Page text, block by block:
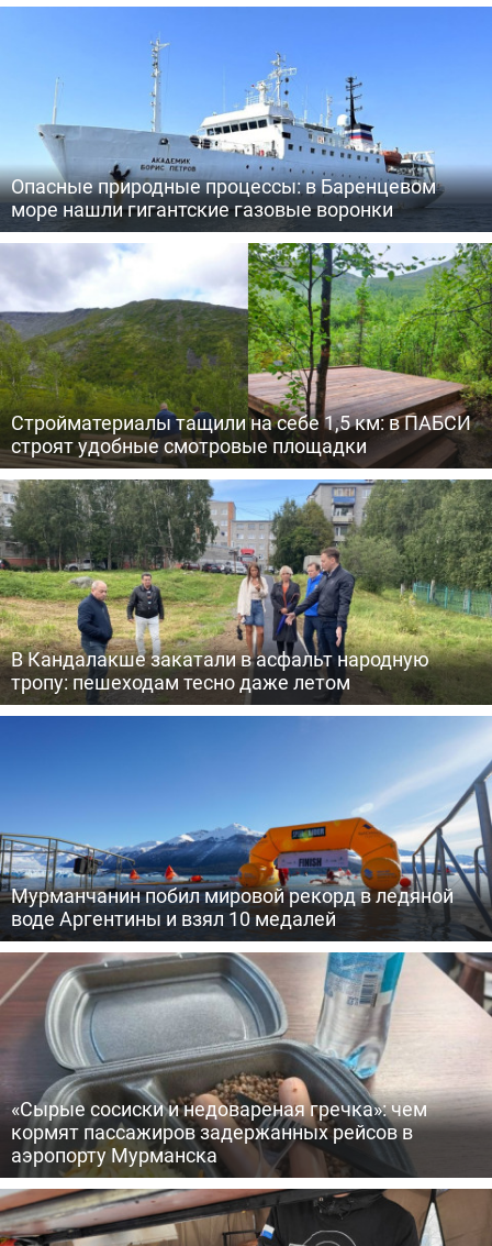
Опасные природные процессы: в Баренцевом
море нашли гигантские газовые воронки
Стройматериалы тащили на себе 1,5 км: в ПАБСИ
строят удобные смотровые площадки
В Кандалакше закатали в асфальт народную
тропу: пешеходам тесно даже летом
Мурманчанин побил мировой рекорд в ледяной
воде Аргентины и взял 10 медалей
«Сырые сосиски и недовареная гречка»: чем
кормят пассажиров задержанных рейсов в
аэропорту Мурманска